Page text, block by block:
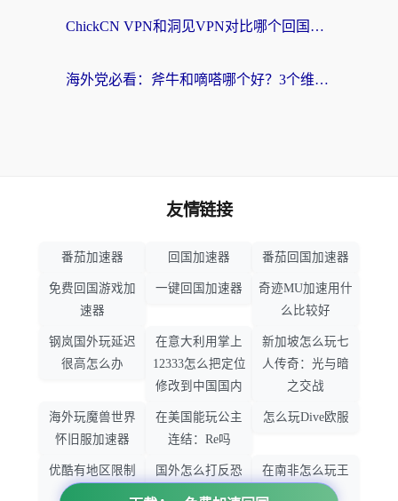
ChickCN VPN和洞见VPN对比哪个回国效果更好？海外党亲测3款加速器+避坑指南
海外党必看：斧牛和嘀嗒哪个好？3个维度教你选对回国加速器
友情链接
番茄加速器 回国加速器 番茄回国加速器
免费回国游戏加
速器
一键回国加速器
奇迹MU加速用什
么比较好
钢岚国外玩延迟
很高怎么办
在意大利用掌上
12333怎么把定位
修改到中国国内
新加坡怎么玩七
人传奇：光与暗
之交战
海外玩魔兽世界
怀旧服加速器
在美国能玩公主
连结：Re吗
怎么玩Dive欧服
优酷有地区限制
国外怎么打反恐
精英：全球攻势
在南非怎么玩王